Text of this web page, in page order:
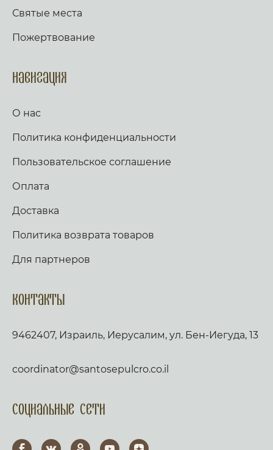
Святые места
Пожертвование
Навигация
О нас
Политика конфиденциальности
Пользовательское соглашение
Оплата
Доставка
Политика возврата товаров
Для партнеров
Контакты
9462407, Израиль, Иерусалим, ул. Бен-Иегуда, 13
coordinator@santosepulcro.co.il
Социальные сети